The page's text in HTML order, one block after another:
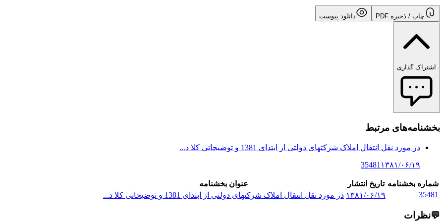
چاپ / ذخیره PDF دانلود پیوست
اشتراک گذاری
بخشنامه‌های مرتبط
در مورد نقل انتقال املاک شرکتهای دولتی از ابتدای 1381 و توضیحاتی کلا د...
35481 ۱۳۸۱/۰۶/۱۹
شماره بخشنامه تاریخ انتشار
عنوان بخشنامه
35481
۱۳۸۱/۰۶/۱۹ در مورد نقل انتقال املاک شرکتهای دولتی از ابتدای 1381 و توضیحاتی کلا د...
💬نظرات